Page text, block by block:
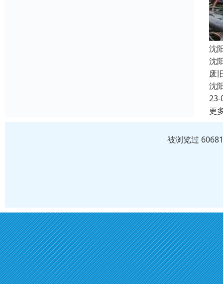
沈
沈
废
沈
23-
更
被浏览过